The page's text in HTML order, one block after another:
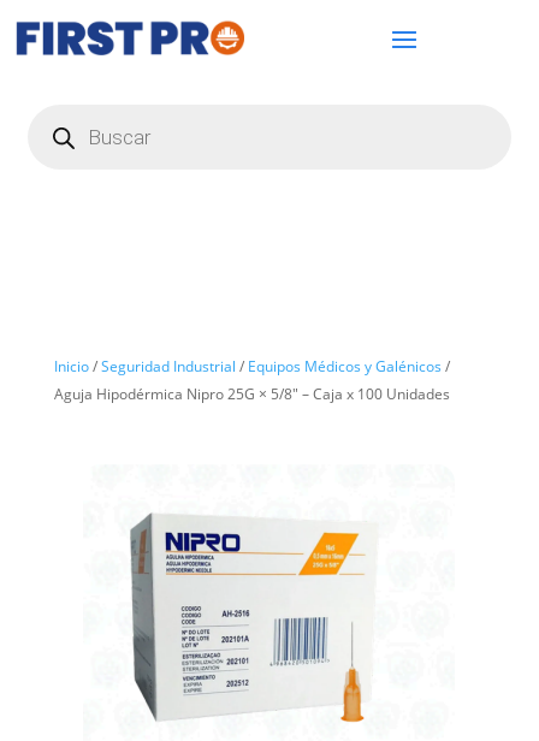
productos
Inicio/Seguridad Industrial / Equipos Médicos y Galénicos /
Aguja Hipodérmica Nipro 25G × 5/8″ – Caja x 100 Unidades